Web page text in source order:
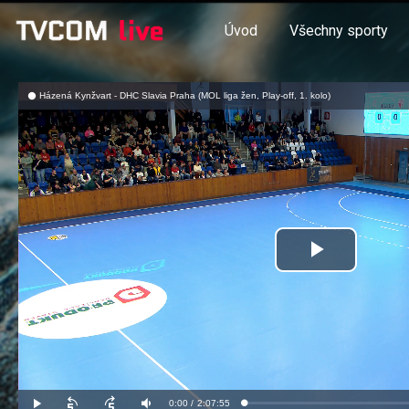
Úvod Všechny sporty
Přehrát
Aktuální
0:00 / Doba
2:07:55 Načteno:
Házená Kynžvart - DHC Slavia Praha (MOL liga žen, Play-off, 1. kolo)